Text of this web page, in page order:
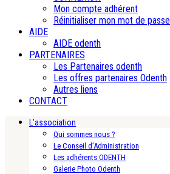
Mon compte adhérent
Réinitialiser mon mot de passe
AIDE
AIDE odenth
PARTENAIRES
Les Partenaires odenth
Les offres partenaires Odenth
Autres liens
CONTACT
L’association
Qui sommes nous ?
Le Conseil d’Administration
Les adhérents ODENTH
Galerie Photo Odenth